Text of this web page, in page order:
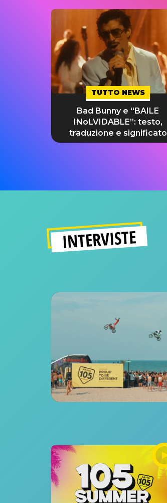
TUTTO NEWS
Bad Bunny e “BAILE
INoLVIDABLE”: testo,
traduzione e significato
INTERVISTE